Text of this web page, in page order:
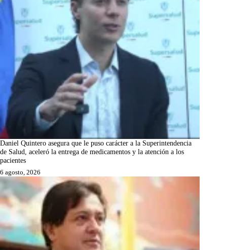
Daniel Quintero asegura que le puso carácter a la Superintendencia
de Salud, aceleró la entrega de medicamentos y la atención a los
pacientes
6 agosto, 2026